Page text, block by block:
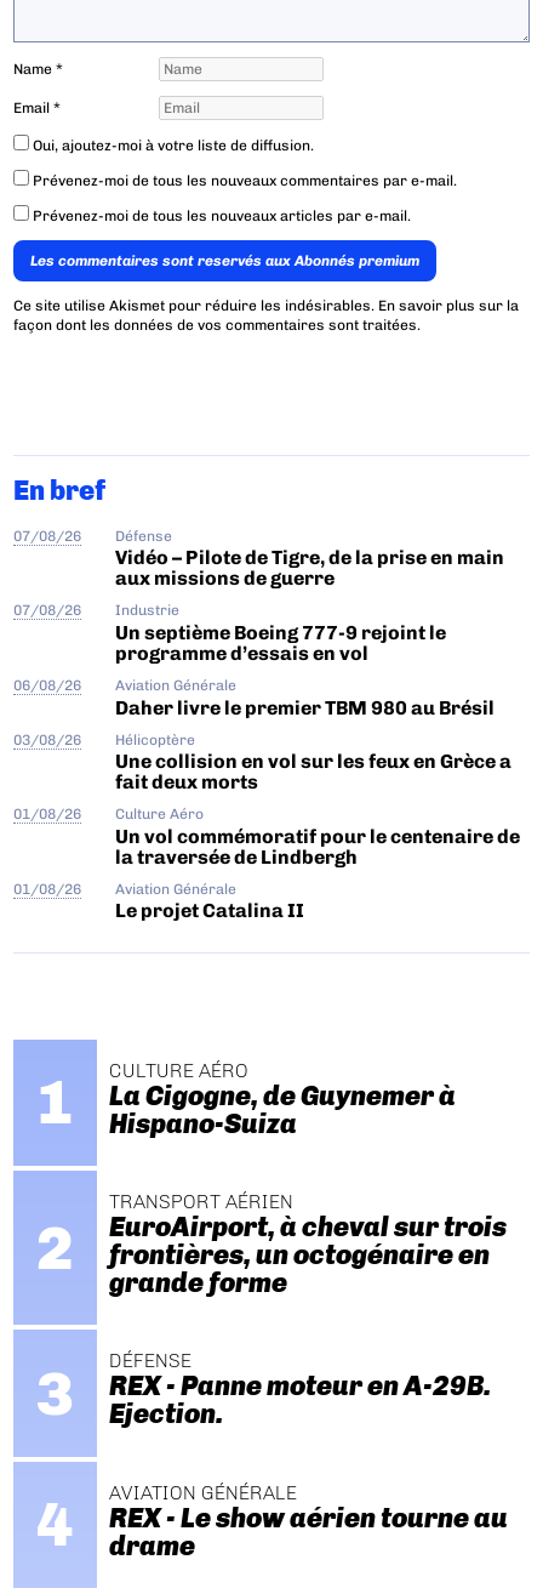
Name*
Email*
Oui, ajoutez-moi à votre liste de diffusion.
Prévenez-moi de tous les nouveaux commentaires par e-mail.
Prévenez-moi de tous les nouveaux articles par e-mail.
Les commentaires sont reservés aux Abonnés premium
Ce site utilise Akismet pour réduire les indésirables. En savoir plus sur la
façon dont les données de vos commentaires sont traitées.
En bref
07/08/26 Défense
Vidéo – Pilote de Tigre, de la prise en main
aux missions de guerre
07/08/26 Industrie
Un septième Boeing 777-9 rejoint le
programme d’essais en vol
06/08/26 Aviation Générale
Daher livre le premier TBM 980 au Brésil
03/08/26 Hélicoptère
Une collision en vol sur les feux en Grèce a
fait deux morts
01/08/26 Culture Aéro
Un vol commémoratif pour le centenaire de
la traversée de Lindbergh
01/08/26 Aviation Générale
Le projet Catalina II
CULTURE AÉRO
La Cigogne, de Guynemer à
Hispano-Suiza
TRANSPORT AÉRIEN
EuroAirport, à cheval sur trois
frontières, un octogénaire en
grande forme
DÉFENSE
REX - Panne moteur en A-29B.
Ejection.
AVIATION GÉNÉRALE
REX - Le show aérien tourne au
drame